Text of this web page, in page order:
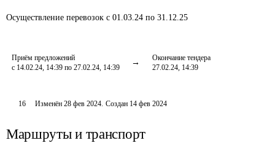
Осуществление перевозок с 01.03.24 по 31.12.25
Приём предложений
с 14.02.24, 14:39 по 27.02.24, 14:39
Окончание тендера
27.02.24, 14:39
16 Изменён28 фев 2024. Создан 14 фев 2024
Маршруты и транспорт